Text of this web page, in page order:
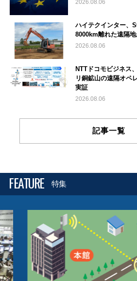
2026.08.06
ハイテクインター、
8000km離れた遠隔
2026.08.06
NTTドコモビジネス
リ銅鉱山の遠隔オペ
実証
2026.08.06
記事一覧
FEATURE 特集